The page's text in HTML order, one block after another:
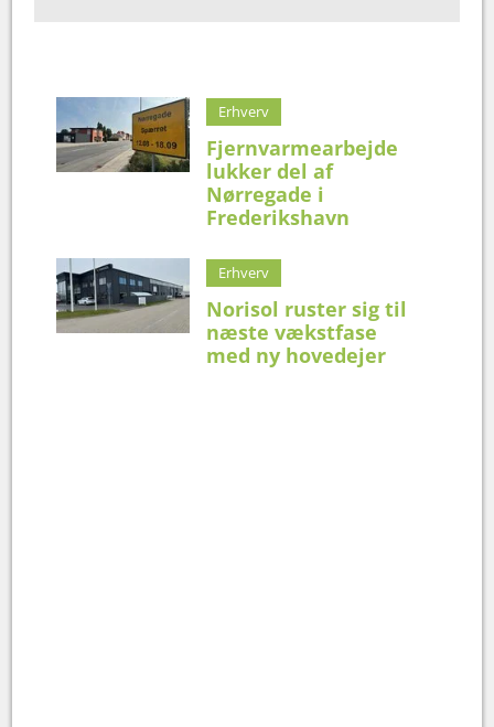
Erhverv
Fjernvarmearbejde
lukker del af
Nørregade i
Frederikshavn
Erhverv
Norisol ruster sig til
næste vækstfase
med ny hovedejer